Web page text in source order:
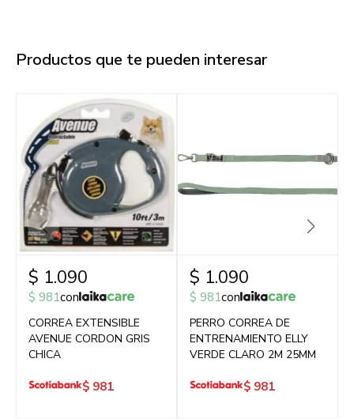
Productos que te pueden interesar
$ 1.090
$ 981con
CORREA EXTENSIBLE
AVENUE CORDON GRIS
CHICA
$ 981
$ 1.090
$ 981con
PERRO CORREA DE
ENTRENAMIENTO ELLY
VERDE CLARO 2M 25MM
$ 981